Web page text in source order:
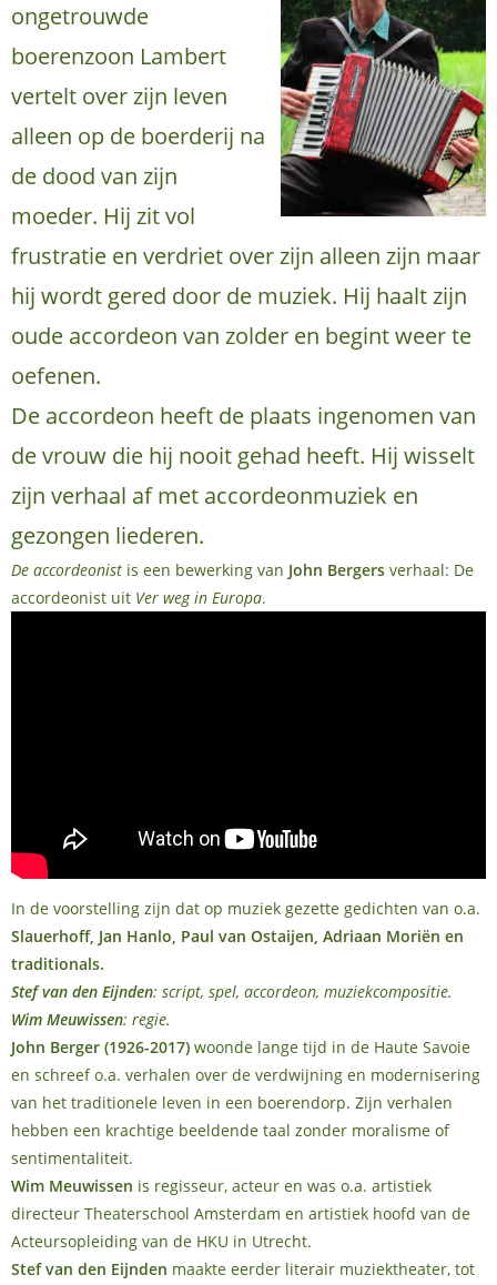
ongetrouwde
boerenzoon Lambert
vertelt over zijn leven
alleen op de boerderij na
de dood van zijn
moeder. Hij zit vol
frustratie en verdriet over zijn alleen zijn maar
hij wordt gered door de muziek. Hij haalt zijn
oude accordeon van zolder en begint weer te
oefenen.
De accordeon heeft de plaats ingenomen van
de vrouw die hij nooit gehad heeft. Hij wisselt
zijn verhaal af met accordeonmuziek en
gezongen liederen.
De accordeonist is een bewerking van John Bergers verhaal: De
accordeonist uit Ver weg in Europa.
In de voorstelling zijn dat op muziek gezette gedichten van o.a.
Slauerhoff, Jan Hanlo, Paul van Ostaijen, Adriaan Moriёn en
traditionals.
Stef van den Eijnden: script, spel, accordeon, muziekcompositie.
Wim Meuwissen: regie.
John Berger (1926-2017) woonde lange tijd in de Haute Savoie
en schreef o.a. verhalen over de verdwijning en modernisering
van het traditionele leven in een boerendorp. Zijn verhalen
hebben een krachtige beeldende taal zonder moralisme of
sentimentaliteit.
Wim Meuwissen is regisseur, acteur en was o.a. artistiek
directeur Theaterschool Amsterdam en artistiek hoofd van de
Acteursopleiding van de HKU in Utrecht.
Stef van den Eijnden maakte eerder literair muziektheater, tot